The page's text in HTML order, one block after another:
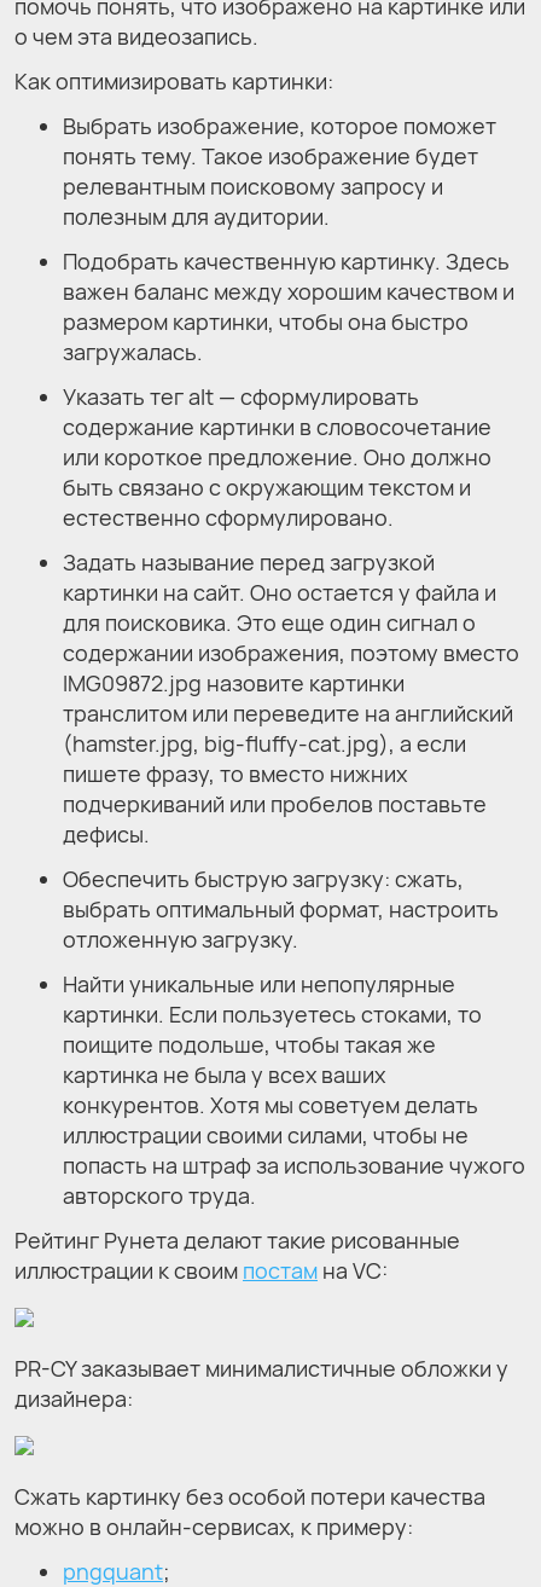
помочь понять, что изображено на картинке или
о чем эта видеозапись.
Как оптимизировать картинки:
Выбрать изображение, которое поможет
понять тему. Такое изображение будет
релевантным поисковому запросу и
полезным для аудитории.
Подобрать качественную картинку. Здесь
важен баланс между хорошим качеством и
размером картинки, чтобы она быстро
загружалась.
Указать тег alt — сформулировать
содержание картинки в словосочетание
или короткое предложение. Оно должно
быть связано с окружающим текстом и
естественно сформулировано.
Задать называние перед загрузкой
картинки на сайт. Оно остается у файла и
для поисковика. Это еще один сигнал о
содержании изображения, поэтому вместо
IMG09872.jpg назовите картинки
транслитом или переведите на английский
(hamster.jpg, big-fluffy-cat.jpg), а если
пишете фразу, то вместо нижних
подчеркиваний или пробелов поставьте
дефисы.
Обеспечить быструю загрузку: сжать,
выбрать оптимальный формат, настроить
отложенную загрузку.
Найти уникальные или непопулярные
картинки. Если пользуетесь стоками, то
поищите подольше, чтобы такая же
картинка не была у всех ваших
конкурентов. Хотя мы советуем делать
иллюстрации своими силами, чтобы не
попасть на штраф за использование чужого
авторского труда.
Рейтинг Рунета делают такие рисованные
иллюстрации к своим постам на VC:
PR-CY заказывает минималистичные обложки у
дизайнера:
Сжать картинку без особой потери качества
можно в онлайн-сервисах, к примеру:
pngquant;